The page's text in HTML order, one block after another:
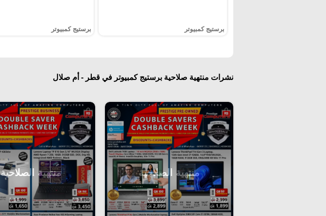
برستيج كمبيوتر برستيج كمبيوتر
نشرات منتهية صلاحية برستيج كمبيوتر في قطر - أم صلال
منتهية الصلاحية منتهية الصلاحية